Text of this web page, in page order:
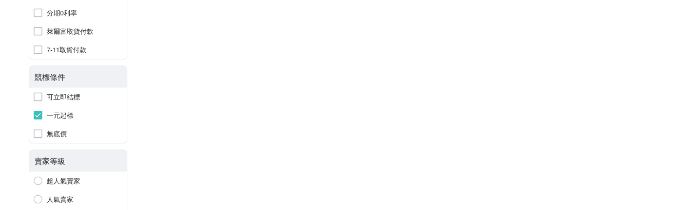
分期0利率
萊爾富取貨付款
7-11取貨付款
競標條件
可立即結標
一元起標
無底價
賣家等級
超人氣賣家
人氣賣家